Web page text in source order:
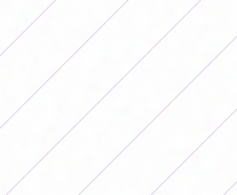
Boca 3-1
Carmela Martin
San Lorenzo 11-0
x2, Macarena
Benitez, Camila
Cantero, Uma